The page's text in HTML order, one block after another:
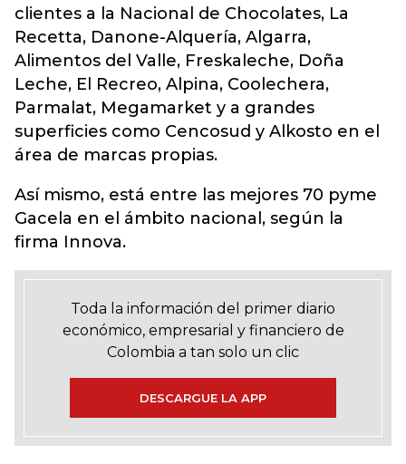
clientes a la Nacional de Chocolates, La
Recetta, Danone-Alquería, Algarra,
Alimentos del Valle, Freskaleche, Doña
Leche, El Recreo, Alpina, Coolechera,
Parmalat, Megamarket y a grandes
superficies como Cencosud y Alkosto en el
área de marcas propias.
Así mismo, está entre las mejores 70 pyme
Gacela en el ámbito nacional, según la
firma Innova.
Toda la información del primer diario
económico, empresarial y financiero de
Colombia a tan solo un clic
DESCARGUE LA APP